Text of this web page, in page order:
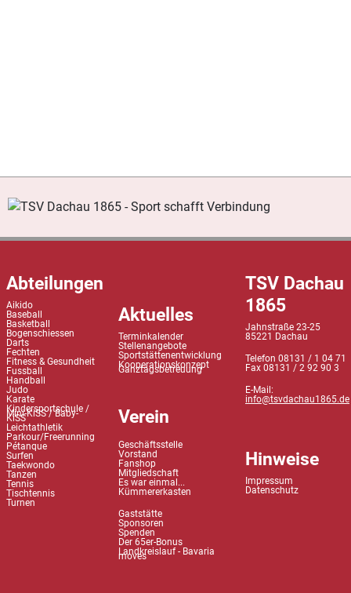
Abteilungen
Aikido
Baseball
Basketball
Bogenschiessen
Darts
Fechten
Fitness & Gesundheit
Fussball
Handball
Judo
Karate
Kindersportschule /
Mini-KiSS / Baby-
KiSS
Leichtathletik
Parkour/Freerunning
Pétanque
Surfen
Taekwondo
Tanzen
Tennis
Tischtennis
Turnen
Aktuelles
Terminkalender
Stellenangebote
Sportstättenentwicklung
Kooperationskonzept
Ganztagsbetreuung
Verein
Geschäftsstelle
Vorstand
Fanshop
Mitgliedschaft
Es war einmal...
Kümmererkasten
Gaststätte
Sponsoren
Spenden
Der 65er-Bonus
Landkreislauf - Bavaria
moves
TSV Dachau
1865
Jahnstraße 23-25
85221 Dachau
Telefon 08131 / 1 04 71
Fax 08131 / 2 92 90 3
E-Mail:
info@tsvdachau1865.de
Hinweise
Impressum
Datenschutz